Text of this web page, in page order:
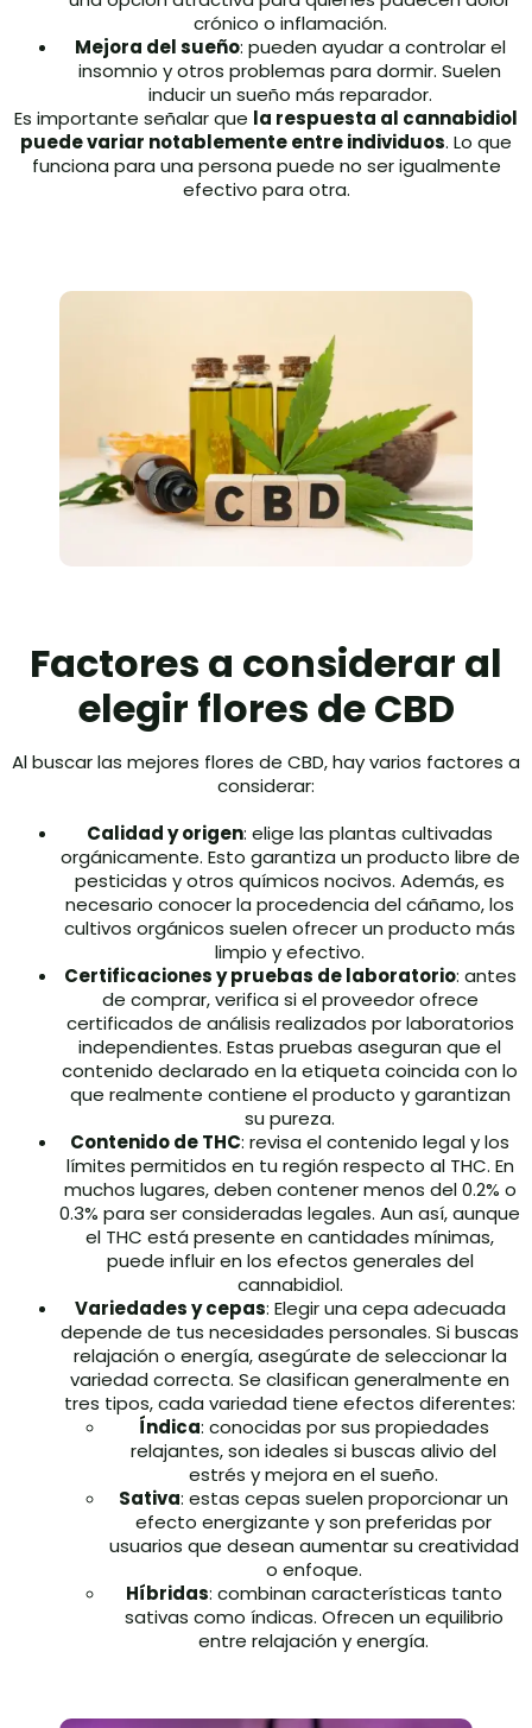
crónico o inflamación.
Mejora del sueño: pueden ayudar a controlar el
insomnio y otros problemas para dormir. Suelen
inducir un sueño más reparador.
Es importante señalar que la respuesta al cannabidiol
puede variar notablemente entre individuos. Lo que
funciona para una persona puede no ser igualmente
efectivo para otra.
Factores a considerar al
elegir flores de CBD
Al buscar las mejores flores de CBD, hay varios factores a
considerar:
Calidad y origen: elige las plantas cultivadas
orgánicamente. Esto garantiza un producto libre de
pesticidas y otros químicos nocivos. Además, es
necesario conocer la procedencia del cáñamo, los
cultivos orgánicos suelen ofrecer un producto más
limpio y efectivo.
Certificaciones y pruebas de laboratorio: antes
de comprar, verifica si el proveedor ofrece
certificados de análisis realizados por laboratorios
independientes. Estas pruebas aseguran que el
contenido declarado en la etiqueta coincida con lo
que realmente contiene el producto y garantizan
su pureza.
Contenido de THC: revisa el contenido legal y los
límites permitidos en tu región respecto al THC. En
muchos lugares, deben contener menos del 0.2% o
0.3% para ser consideradas legales. Aun así, aunque
el THC está presente en cantidades mínimas,
puede influir en los efectos generales del
cannabidiol.
Variedades y cepas: Elegir una cepa adecuada
depende de tus necesidades personales. Si buscas
relajación o energía, asegúrate de seleccionar la
variedad correcta. Se clasifican generalmente en
tres tipos, cada variedad tiene efectos diferentes:
Índica: conocidas por sus propiedades
relajantes, son ideales si buscas alivio del
estrés y mejora en el sueño.
Sativa: estas cepas suelen proporcionar un
efecto energizante y son preferidas por
usuarios que desean aumentar su creatividad
o enfoque.
Híbridas: combinan características tanto
sativas como índicas. Ofrecen un equilibrio
entre relajación y energía.